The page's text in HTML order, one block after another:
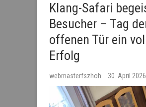
Klang-Safari
Besucher – Tag
offenen Tür ein
Erfolg
webmasterfszhoh 30. April 2026